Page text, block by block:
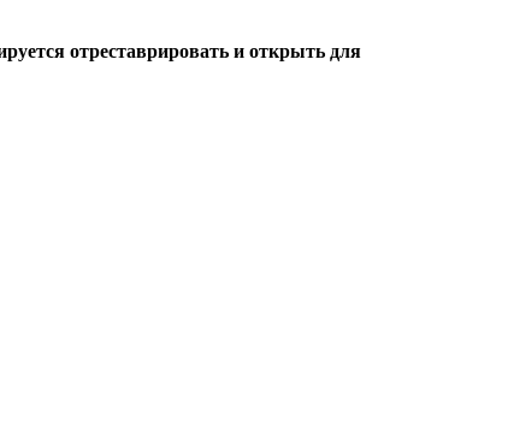
отреставрировать и открыть для